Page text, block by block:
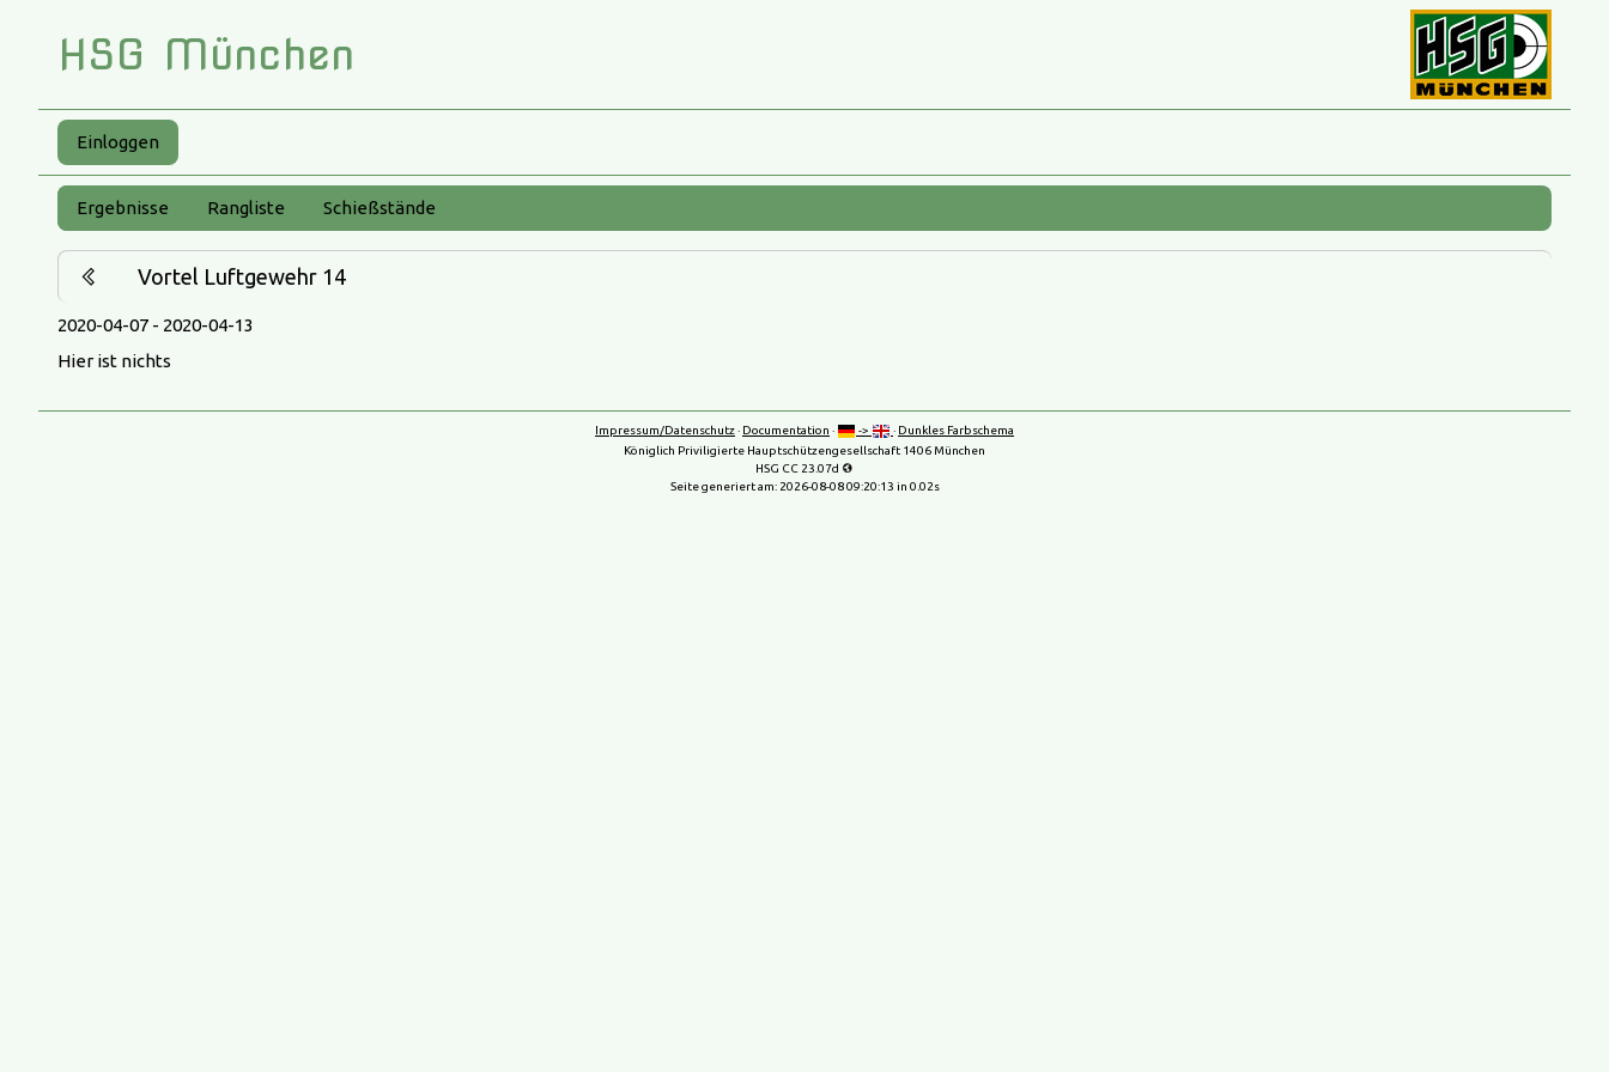
HSG München
Einloggen
Ergebnisse Rangliste Schießstände
Vortel Luftgewehr 14
2020-04-07 - 2020-04-13
Hier ist nichts
Impressum/Datenschutz· Documentation · -> · Dunkles Farbschema
Königlich Priviligierte Hauptschützengesellschaft 1406 München
HSG CC 23.07d
Seite generiert am: 2026-08-08 09:20:13 in 0.02s